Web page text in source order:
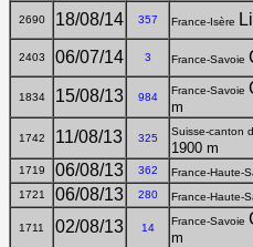
2690 18/08/14 357 France-Isère
2403 06/07/14 3 France-Savoie
1834 15/08/13 984
France-Savoie
m
1742 11/08/13 325
Suisse-canton
1900 m
1719 06/08/13 362 France-Haute-
1721 06/08/13 280 France-Haute-
1711 02/08/13 14
France-Savoie
m